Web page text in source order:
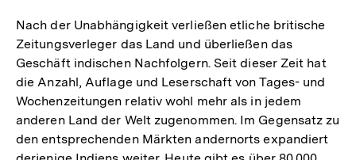
Nach der Unabhängigkeit verließen etliche britische
Zeitungsverleger das Land und überließen das
Geschäft indischen Nachfolgern. Seit dieser Zeit hat
die Anzahl, Auflage und Leserschaft von Tages- und
Wochenzeitungen relativ wohl mehr als in jedem
anderen Land der Welt zugenommen. Im Gegensatz zu
den entsprechenden Märkten andernorts expandiert